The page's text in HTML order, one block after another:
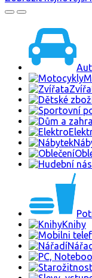
Knihy